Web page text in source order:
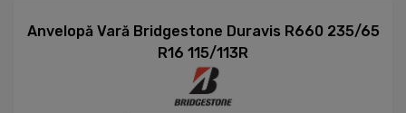
Anvelopă Vară Bridgestone Duravis R660 235/65
R16 115/113R